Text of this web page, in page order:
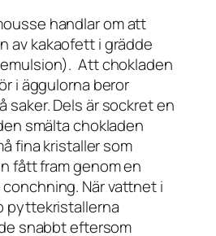
handlar om att
av kakaofett i grädde
Att chokladen
i äggulorna beror
saker. Dels är sockret en
smälta chokladen
fina kristaller som
fått fram genom en
När vattnet i
pyttekristallerna
snabbt eftersom